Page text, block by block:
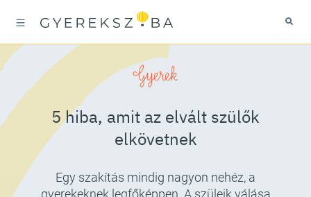
Gyerek
5 hiba, amit az elvált szülők
elkövetnek
Egy szakítás mindig nagyon nehéz, a
gyerekeknek legfőképpen. A szüleik válása